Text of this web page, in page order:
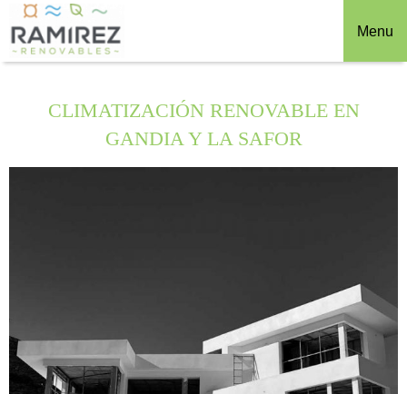
Menu
CLIMATIZACIÓN RENOVABLE EN
GANDIA Y LA SAFOR